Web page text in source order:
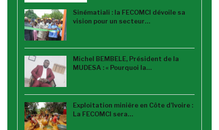
Sinématiali : la FECOMCI dévoile sa
vision pour un secteur…
Michel BEMBELE, Président de la
MUDESA : « Pourquoi la…
Exploitation minière en Côte d’Ivoire :
La FECOMCI sera…